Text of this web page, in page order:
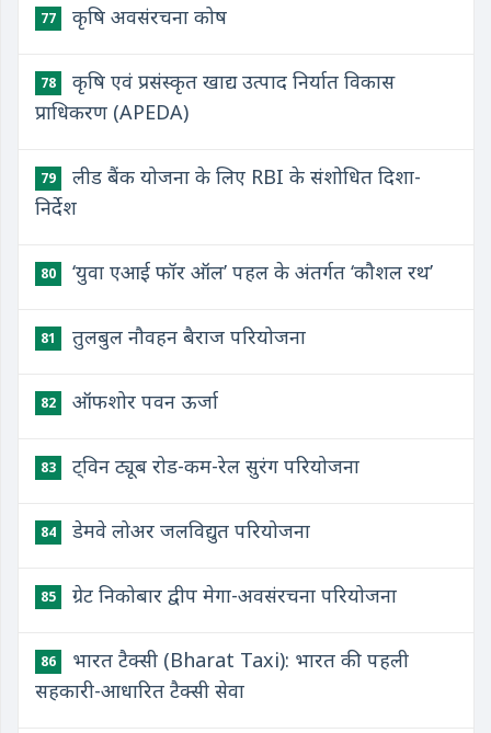
77 कृषि अवसंरचना कोष
78
कृषि एवं प्रसंस्कृत खाद्य उत्पाद निर्यात विकास
प्राधिकरण (APEDA)
79
लीड बैंक योजना के लिए RBI के संशोधित दिशा-
निर्देश
80 ‘युवा एआई फॉर ऑल’ पहल के अंतर्गत ‘कौशल रथ’
81 तुलबुल नौवहन बैराज परियोजना
82 ऑफशोर पवन ऊर्जा
83 ट्विन ट्यूब रोड-कम-रेल सुरंग परियोजना
84 डेमवे लोअर जलविद्युत परियोजना
85 ग्रेट निकोबार द्वीप मेगा-अवसंरचना परियोजना
86
भारत टैक्सी (Bharat Taxi): भारत की पहली
सहकारी-आधारित टैक्सी सेवा